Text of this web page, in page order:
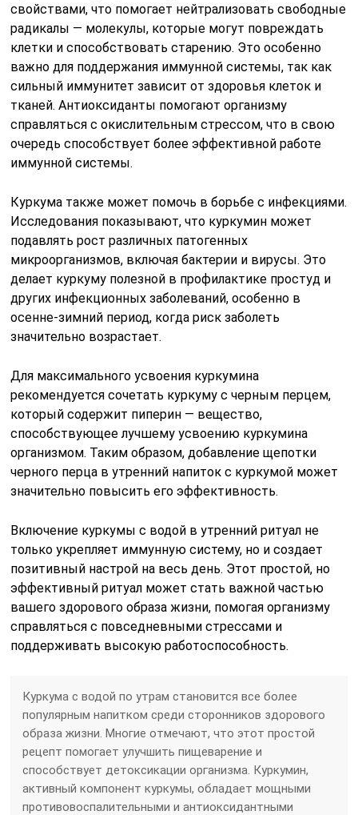
свойствами, что помогает нейтрализовать свободные
радикалы — молекулы, которые могут повреждать
клетки и способствовать старению. Это особенно
важно для поддержания иммунной системы, так как
сильный иммунитет зависит от здоровья клеток и
тканей. Антиоксиданты помогают организму
справляться с окислительным стрессом, что в свою
очередь способствует более эффективной работе
иммунной системы.
Куркума также может помочь в борьбе с инфекциями.
Исследования показывают, что куркумин может
подавлять рост различных патогенных
микроорганизмов, включая бактерии и вирусы. Это
делает куркуму полезной в профилактике простуд и
других инфекционных заболеваний, особенно в
осенне-зимний период, когда риск заболеть
значительно возрастает.
Для максимального усвоения куркумина
рекомендуется сочетать куркуму с черным перцем,
который содержит пиперин — вещество,
способствующее лучшему усвоению куркумина
организмом. Таким образом, добавление щепотки
черного перца в утренний напиток с куркумой может
значительно повысить его эффективность.
Включение куркумы с водой в утренний ритуал не
только укрепляет иммунную систему, но и создает
позитивный настрой на весь день. Этот простой, но
эффективный ритуал может стать важной частью
вашего здорового образа жизни, помогая организму
справляться с повседневными стрессами и
поддерживать высокую работоспособность.
Куркума с водой по утрам становится все более
популярным напитком среди сторонников здорового
образа жизни. Многие отмечают, что этот простой
рецепт помогает улучшить пищеварение и
способствует детоксикации организма. Куркумин,
активный компонент куркумы, обладает мощными
противовоспалительными и антиоксидантными